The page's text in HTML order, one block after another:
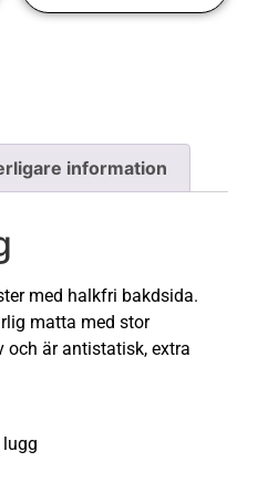
information
med halkfri bakdsida.
matta med stor
och är antistatisk, extra